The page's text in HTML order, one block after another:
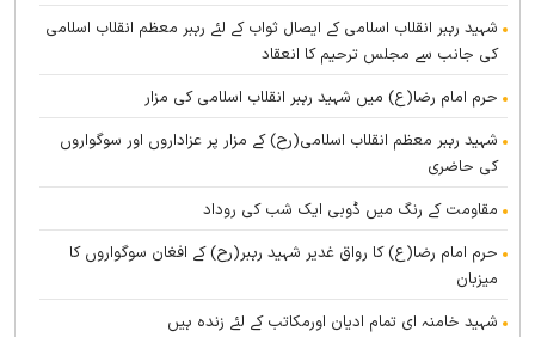
شہید رہبر انقلاب اسلامی کے ایصال ثواب کے لئے رہبر معظم انقلاب اسلامی
کی جانب سے مجلس ترحیم کا انعقاد
حرم امام رضا(ع) میں شہید رہبر انقلاب اسلامی کی مزار
شہید رہبر معظم انقلاب اسلامی(رح) کے مزار پر عزاداروں اور سوگواروں
کی حاضری
مقاومت کے رنگ میں ڈوبی ایک شب کی روداد
حرم امام رضا(ع) کا رواق غدیر شہید رہبر(رح) کے افغان سوگواروں کا
میزبان
شہید خامنہ ای تمام ادیان اورمکاتب کے لئے زندہ ہيں